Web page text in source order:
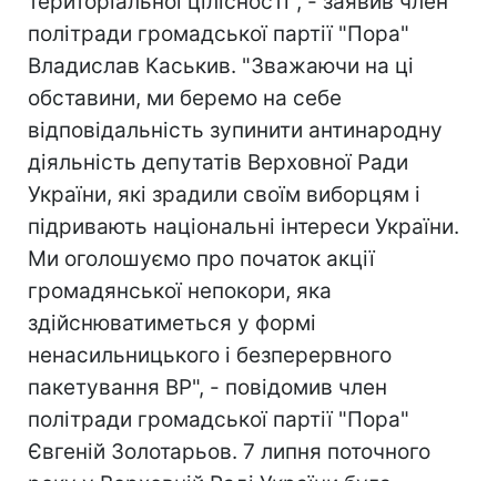
політради громадської партії "Пора"
Владислав Каськив. "Зважаючи на ці
обставини, ми беремо на себе
відповідальність зупинити антинародну
діяльність депутатів Верховної Ради
України, які зрадили своїм виборцям і
підривають національні інтереси України.
Ми оголошуємо про початок акції
громадянської непокори, яка
здійснюватиметься у формі
ненасильницького і безперервного
пакетування ВР", - повідомив член
політради громадської партії "Пора"
Євгеній Золотарьов. 7 липня поточного